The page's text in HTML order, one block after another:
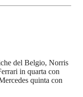
del Belgio, Norris
in quarta con
quinta con